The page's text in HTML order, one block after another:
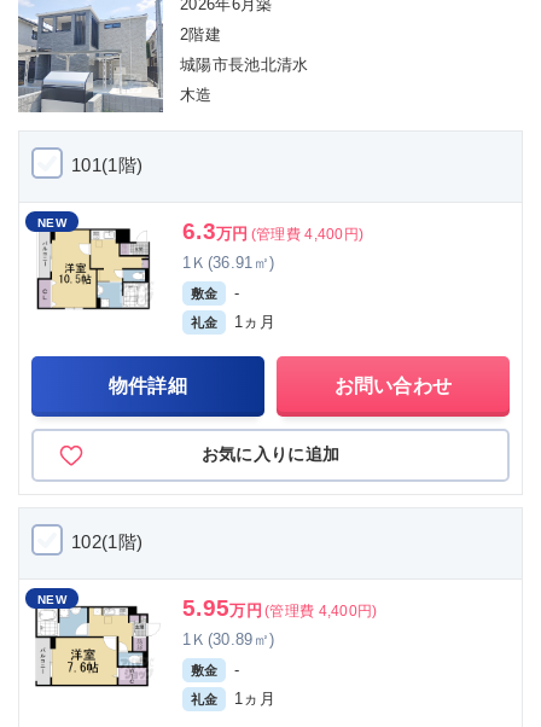
2026年6月築
2階建
城陽市長池北清水
木造
101(1階)
NEW 6.3万円 (管理費 4,400円)
1Ｋ(36.91㎡)
敷金 -
礼金 1ヵ月
物件詳細 お問い合わせ
お気に入りに追加
102(1階)
NEW 5.95万円 (管理費 4,400円)
1Ｋ(30.89㎡)
敷金 -
礼金 1ヵ月